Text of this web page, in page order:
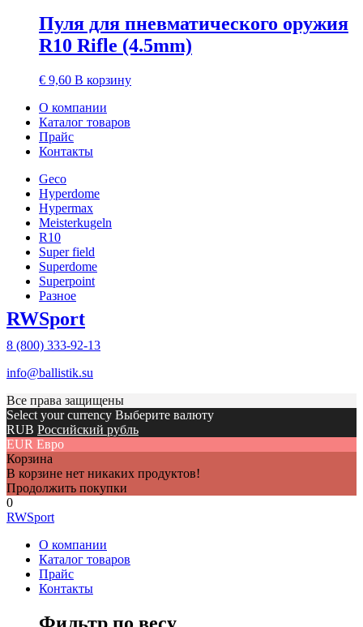
Пуля для пневматического оружия
R10 Rifle (4.5mm)
€ 9,60 В корзину
О компании
Каталог товаров
Прайс
Контакты
Geco
Hyperdome
Hypermax
Meisterkugeln
R10
Super field
Superdome
Superpoint
Разное
RWSport
8 (800) 333-92-13
info@ballistik.su
Все права защищены
Select your currency Выберите валюту
RUB Российский рубль
EUR Евро
Корзина
В корзине нет никаких продуктов!
Продолжить покупки
0
RWSpоrt
О компании
Каталог товаров
Прайс
Контакты